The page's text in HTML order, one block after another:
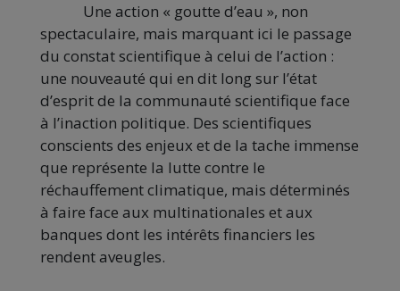
Une action « goutte d’eau », non
spectaculaire, mais marquant ici le passage
du constat scientifique à celui de l’action :
une nouveauté qui en dit long sur l’état
d’esprit de la communauté scientifique face
à l’inaction politique. Des scientifiques
conscients des enjeux et de la tache immense
que représente la lutte contre le
réchauffement climatique, mais déterminés
à faire face aux multinationales et aux
banques dont les intérêts financiers les
rendent aveugles.